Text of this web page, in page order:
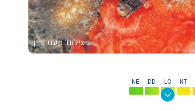
צילום: מעוז פיין
NT
LC
DD
NE